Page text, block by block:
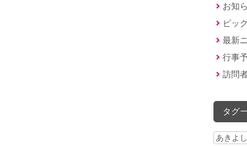
お知
ピッ
最新
行事
訪問
タグ
あきよ